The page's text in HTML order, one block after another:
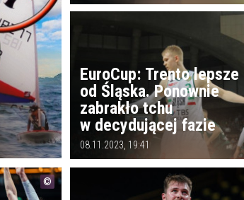
EuroCup: Trento lepsze
od Śląska. Ponownie
zabrakło tchu
w decydującej fazie
08.11.2023, 19:41